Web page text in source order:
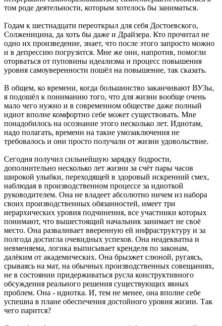
том роде деятельности, которым хотелось бы заниматься.
Годам к шестнадцати переоткрыл для себя Достоевского,
Солженицина, да хоть бы даже и Драйзера. Кто прочитал не
одно их произведение, знает, что после этого запросто можно
и в депрессию погрузится. Мне же они, напротив, помогли
оторваться от пуповины идеализма и процесс повышения
уровня самоуверенности пошёл на повышение, так сказать.
В общем, ко времени, когда большинство заканчивают ВУЗы,
я подошёл к пониманию того, что для жизни вообще очень
мало чего нужно и в современном обществе даже полный
идиот вполне комфортно себе может существовать. Мне
понадобилось на осознание этого несколько лет. Идиотам,
надо полагать, времени на такие умозаключения не
требовалось и они просто получали от жизни удовольствие.
Сегодня получил сильнейшую зарядку бодрости,
дополнительно несколько лет жизни за счёт пары часов
широкой улыбки, переходящей в здоровый искренний смех,
наблюдая в производственном процессе за идиоткой
руководителем. Она не владеет абсолютно ничем из набора
своих производственных обязанностей, имеет три
иерархических уровня подчинения, все участники которых
понимают, что вышестоящий начальник занимает не своё
место. Она разваливает вверенную ей инфраструктуру и за
полгода достигла очевидных успехов. Она неадекватна и
невменяема, логика выписывает кренделя по законам,
далёким от академических. Она брызжет слюной, ругаясь,
срываясь на мат, на обычных производственных совещаниях,
не в состоянии придерживаться русла конструктивного
обсуждения реального решения существующих явных
проблем. Она - идиотка. И, тем не менее, она вполне себе
успешна в плане обеспечения достойного уровня жизни. Так
чего парится?